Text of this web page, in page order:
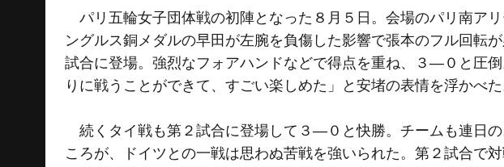
パリ五輪女子団体戦の初陣となった８月５日。会場のパリ南ア
ングルス銅メダルの早田が左腕を負傷した影響で張本のフル回転
試合に登場。強烈なフォアハンドなどで得点を重ね、３―０と圧
りに戦うことができて、すごい楽しめた」と安堵の表情を浮かべた
続くタイ戦も第２試合に登場して３―０と快勝。チームも連日
ころが、ドイツとの一戦は思わぬ苦戦を強いられた。第２試合で